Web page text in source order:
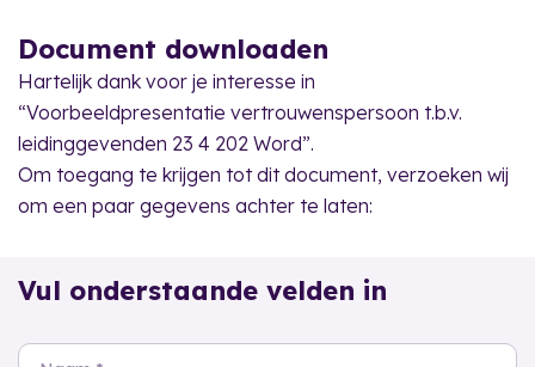
Document downloaden
Hartelijk dank voor je interesse in
“Voorbeeldpresentatie vertrouwenspersoon t.b.v.
leidinggevenden 23 4 202 Word”.
Om toegang te krijgen tot dit document, verzoeken wij
om een paar gegevens achter te laten:
Vul onderstaande velden in